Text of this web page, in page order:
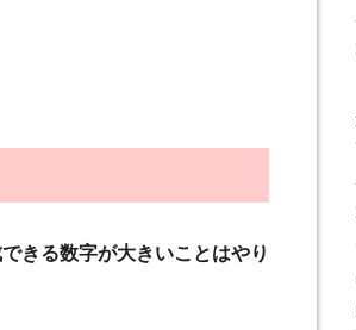
きる数字が大きいことはやり